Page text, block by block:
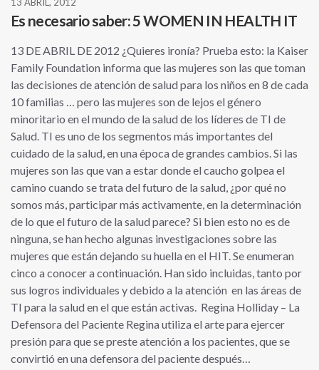
13 ABRIL, 2012
Es necesario saber: 5 WOMEN IN HEALTH IT
13 DE ABRIL DE 2012 ¿Quieres ironía? Prueba esto: la Kaiser
Family Foundation informa que las mujeres son las que toman
las decisiones de atención de salud para los niños en 8 de cada
10 familias … pero las mujeres son de lejos el género
minoritario en el mundo de la salud de los líderes de TI de
Salud. TI es uno de los segmentos más importantes del
cuidado de la salud, en una época de grandes cambios. Si las
mujeres son las que van a estar donde el caucho golpea el
camino cuando se trata del futuro de la salud, ¿por qué no
somos más, participar más activamente, en la determinación
de lo que el futuro de la salud parece? Si bien esto no es de
ninguna, se han hecho algunas investigaciones sobre las
mujeres que están dejando su huella en el HIT. Se enumeran
cinco a conocer a continuación. Han sido incluidas, tanto por
sus logros individuales y debido a la atención en las áreas de
TI para la salud en el que están activas. Regina Holliday – La
Defensora del Paciente Regina utiliza el arte para ejercer
presión para que se preste atención a los pacientes, que se
convirtió en una defensora del paciente después…